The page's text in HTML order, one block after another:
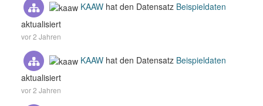
KAAW hat den Datensatz Beispieldaten
aktualisiert
vor 2 Jahren
KAAW hat den Datensatz Beispieldaten
aktualisiert
vor 2 Jahren